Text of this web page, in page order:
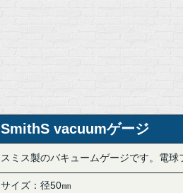
SmithS vacuumゲージ
スミス製のバキュームゲージです。電球
サイズ：径50㎜